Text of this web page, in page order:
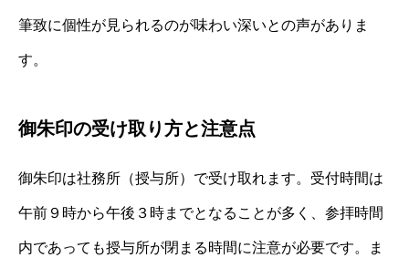
筆致に個性が見られるのが味わい深いとの声がありま
す。
御朱印の受け取り方と注意点
御朱印は社務所（授与所）で受け取れます。受付時間は
午前９時から午後３時までとなることが多く、参拝時間
内であっても授与所が閉まる時間に注意が必要です。ま